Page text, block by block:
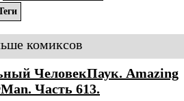
комиксов
ЧеловекПаук. Amazing
Часть 613.